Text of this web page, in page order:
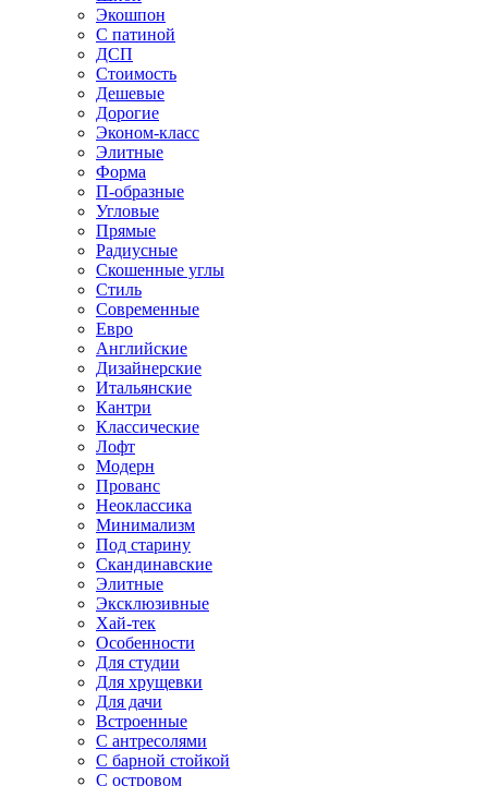
Экошпон
С патиной
ДСП
Стоимость
Дешевые
Дорогие
Эконом-класс
Элитные
Форма
П-образные
Угловые
Прямые
Радиусные
Скошенные углы
Стиль
Современные
Евро
Английские
Дизайнерские
Итальянские
Кантри
Классические
Лофт
Модерн
Прованс
Неоклассика
Минимализм
Под старину
Скандинавские
Элитные
Эксклюзивные
Хай-тек
Особенности
Для студии
Для хрущевки
Для дачи
Встроенные
С антресолями
С барной стойкой
С островом